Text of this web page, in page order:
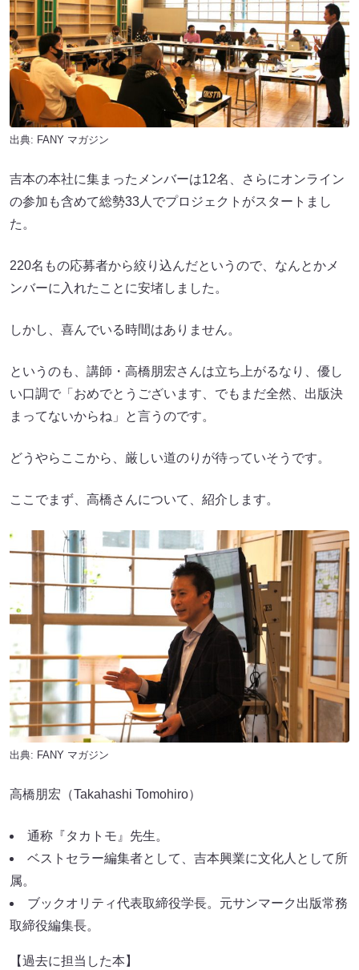
出典: FANY マガジン
吉本の本社に集まったメンバーは12名、さらにオンライン
の参加も含めて総勢33人でプロジェクトがスタートまし
た。
220名もの応募者から絞り込んだというので、なんとかメ
ンバーに入れたことに安堵しました。
しかし、喜んでいる時間はありません。
というのも、講師・高橋朋宏さんは立ち上がるなり、優し
い口調で「おめでとうございます、でもまだ全然、出版決
まってないからね」と言うのです。
どうやらここから、厳しい道のりが待っていそうです。
ここでまず、高橋さんについて、紹介します。
出典: FANY マガジン
高橋朋宏（Takahashi Tomohiro）
通称『タカトモ』先生。
ベストセラー編集者として、吉本興業に文化人として所
属。
ブックオリティ代表取締役学長。元サンマーク出版常務
取締役編集長。
【過去に担当した本】